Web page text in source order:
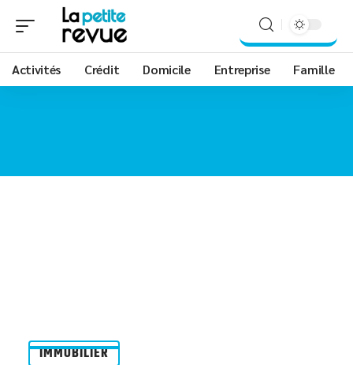
Activités Crédit Domicile Entreprise Famille
IMMOBILIER